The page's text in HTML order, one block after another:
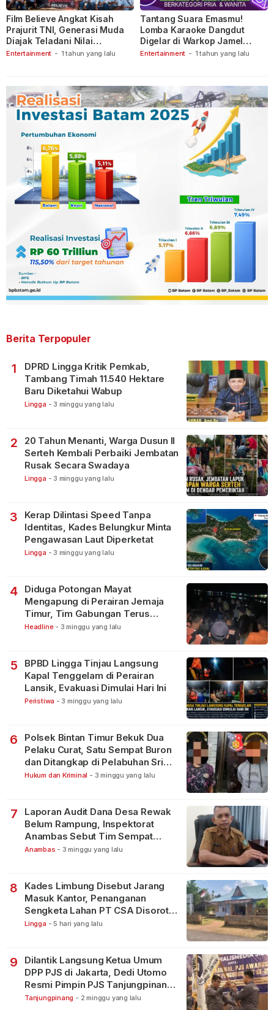
Entertainment - 1 tahun yang lalu
Film Believe Angkat Kisah
Prajurit TNI, Generasi Muda
Diajak Teladani Nilai
Keberanian
Entertainment - 1 tahun yang lalu
Tantang Suara Emasmu!
Lomba Karaoke Dangdut
Digelar di Warkop Jamel
Ganet
Berita Terpopuler
1
DPRD Lingga Kritik Pemkab,
Tambang Timah 11.540 Hektare
Baru Diketahui Wabup
Lingga - 3 minggu yang lalu
2
20 Tahun Menanti, Warga Dusun II
Serteh Kembali Perbaiki Jembatan
Rusak Secara Swadaya
Lingga - 3 minggu yang lalu
3
Kerap Dilintasi Speed Tanpa
Identitas, Kades Belungkur Minta
Pengawasan Laut Diperketat
Lingga - 3 minggu yang lalu
4
Diduga Potongan Mayat
Mengapung di Perairan Jemaja
Timur, Tim Gabungan Terus
Lakukan Pencarian
Headline - 3 minggu yang lalu
5
BPBD Lingga Tinjau Langsung
Kapal Tenggelam di Perairan
Lansik, Evakuasi Dimulai Hari Ini
Peristiwa - 3 minggu yang lalu
6
Polsek Bintan Timur Bekuk Dua
Pelaku Curat, Satu Sempat Buron
dan Ditangkap di Pelabuhan Sri
Bintan Pura
Hukum dan Kriminal - 3 minggu yang lalu
7
Laporan Audit Dana Desa Rewak
Belum Rampung, Inspektorat
Anambas Sebut Tim Sempat
Terbagi Tangani Kasus Lain
Anambas - 3 minggu yang lalu
8
Kades Limbung Disebut Jarang
Masuk Kantor, Penanganan
Sengketa Lahan PT CSA Disorot
Warga
Lingga - 5 hari yang lalu
9
Dilantik Langsung Ketua Umum
DPP PJS di Jakarta, Dedi Utomo
Resmi Pimpin PJS Tanjungpinang-
Bintan
Tanjungpinang - 2 minggu yang lalu